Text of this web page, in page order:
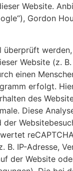
Website.
Gordon
überprüft
Website (z.
einen
erfolgt.
des
Diese
B. IP-Adresse,
der Website